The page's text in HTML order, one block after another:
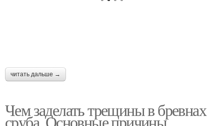
читать дальше →
Чем заделать трещины в бревнах
сруба. Основные причины